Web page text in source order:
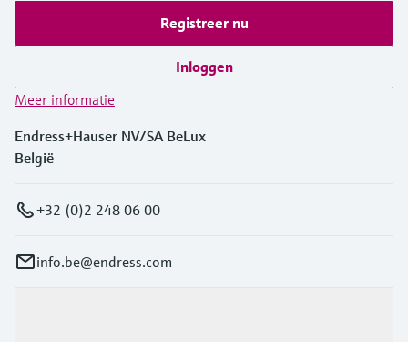
Registreer nu
Inloggen
Meer informatie
Endress+Hauser NV/SA BeLux
België
+32 (0)2 248 06 00
info.be@endress.com